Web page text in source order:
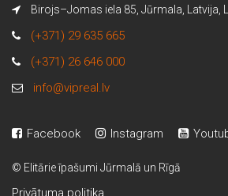
Birojs–Jomas iela 85, Jūrmala, Latvija,
(+371) 29 635 665
(+371) 26 646 000
info@vipreal.lv
Facebook Instagram
© Elitārie īpašumi Jūrmalā un Rīgā
Privātuma politika